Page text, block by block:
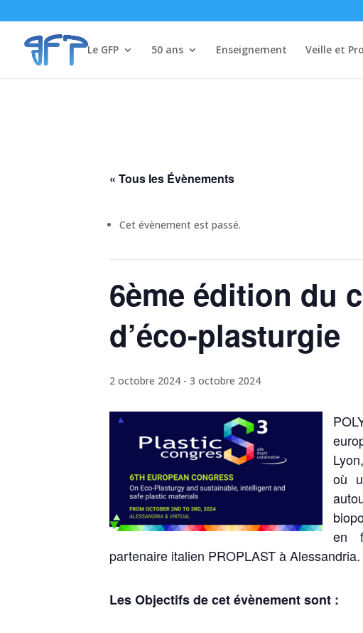
Le GFP 50 ans Enseignement Veille et
« Tous les Évènements
Cet évènement est passé.
6ème édition du
d’éco-plasturgie
2 octobre 2024 -3 octobre 2024
où
en
partenaire italien PROPLAST à Alessandria.
Les Objectifs de cet évènement sont :